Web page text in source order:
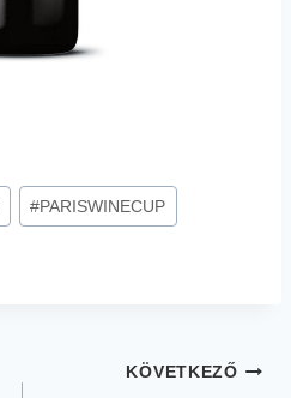
#PARISWINECUP
KÖVETKEZŐ